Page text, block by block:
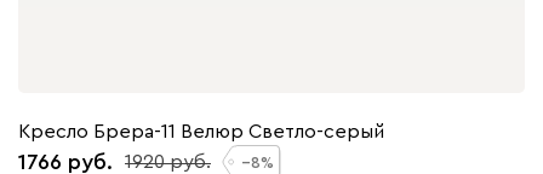
Кресло Брера-11 Велюр Светло-серый
1766 1920 8